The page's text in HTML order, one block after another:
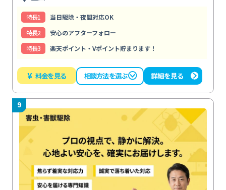
特⻑1
当日駆除・夜間対応OK
特⻑2
安心のアフターフォロー
特⻑3
楽天ポイント・Vポイント貯まります！
¥ 料金を見る 相談方法を選ぶ 詳細を見る
9